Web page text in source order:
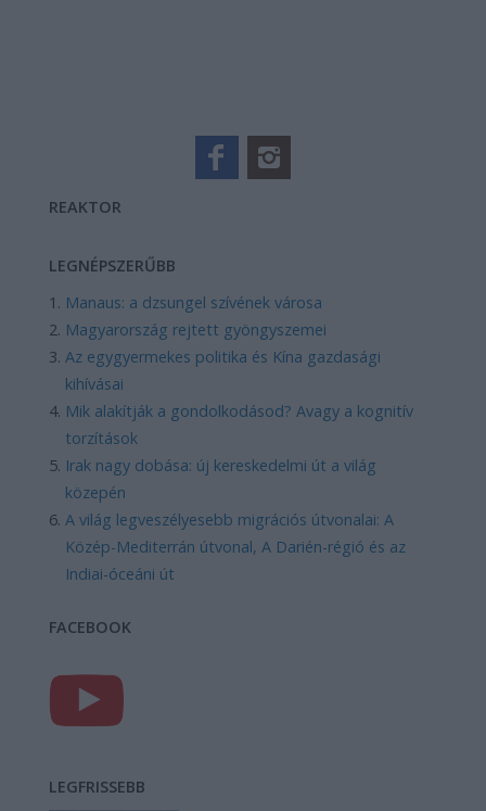
REAKTOR
LEGNÉPSZERŰBB
Manaus: a dzsungel szívének városa
Magyarország rejtett gyöngyszemei
Az egygyermekes politika és Kína gazdasági
kihívásai
Mik alakítják a gondolkodásod? Avagy a kognitív
torzítások
Irak nagy dobása: új kereskedelmi út a világ
közepén
A világ legveszélyesebb migrációs útvonalai: A
Közép-Mediterrán útvonal, A Darién-régió és az
Indiai-óceáni út
FACEBOOK
LEGFRISSEBB